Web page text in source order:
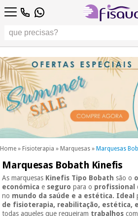
Pessoal
Encomendas
4,8 4,8
Diferenciais
Fisaude
Ocasião
SUMMER
SALE
Os
nossos
produtos
Kinefis
Fisioterapia
Podología
Estética,
dermocosmética
e medicina
estética
Wellness,
qualidade
de vida e
cuidado
corporal
Odontología
Material
médico
PT
DE
Home » Fisioterapia » Marquesas » Marquesas
Pessoal
Encomendas
4,8
Diferenciais
Fisaude
Ocasião
SUMMER
SALE
Os
nossos
produtos
Fisioterapia
Estética,
dermocosmética
e medicina
estética
Wellness,
qualidade
cuidado
corporal
Odontología
PT
DE
Marquesas Bobath Kinefis
As marquesas Kinefis Tipo Bobath são o
económica e seguro para o profissional
no mundo da saúde e a estética. Ideal
de fisioterapia, reabilitação, estética,
todas aqueles que requeiram trabalhos